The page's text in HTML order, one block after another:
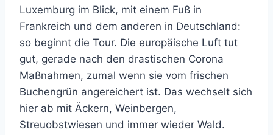
Luxemburg im Blick, mit einem Fuß in
Frankreich und dem anderen in Deutschland:
so beginnt die Tour. Die europäische Luft tut
gut, gerade nach den drastischen Corona
Maßnahmen, zumal wenn sie vom frischen
Buchengrün angereichert ist. Das wechselt sich
hier ab mit Äckern, Weinbergen,
Streuobstwiesen und immer wieder Wald.